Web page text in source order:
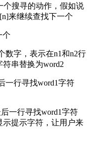
个搜寻的动作，假如说
来继续查找下一个
个
数字，表示在n1和n2行
串替换为word2
一行寻找word1字符
一行寻找word1字符
示提示字符，让用户来